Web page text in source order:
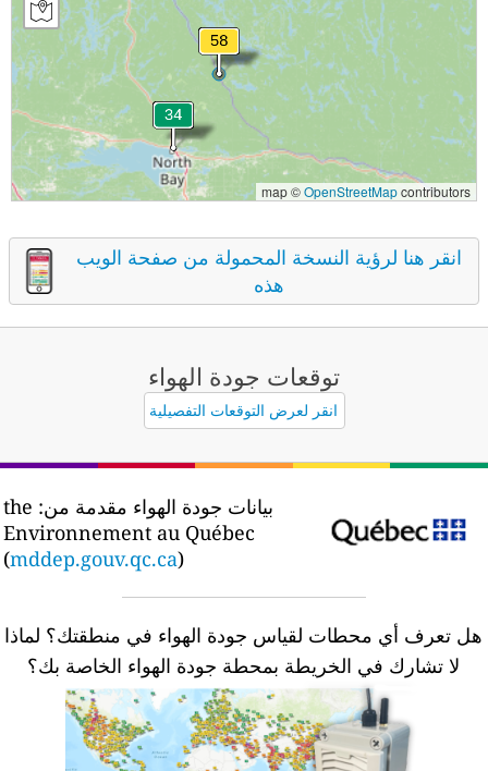
map ©OpenStreetMapcontributors
انقر هنا لرؤية النسخة المحمولة من صفحة الويب
هذه
توقعات جودة الهواء
انقر لعرض التوقعات التفصيلية
بيانات جودة الهواء مقدمة من: the
Environnement au Québec
(mddep.gouv.qc.ca)
هل تعرف أي محطات لقياس جودة الهواء في منطقتك؟ لماذا
لا تشارك في الخريطة بمحطة جودة الهواء الخاصة بك؟